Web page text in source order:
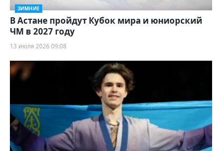
ЗИМНИЕ
В Астане пройдут Кубок мира и юниорский
ЧМ в 2027 году
13 июля 2026 09:08